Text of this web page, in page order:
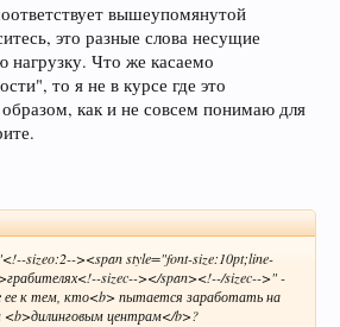
вышеупомянутой
это разные слова несущие
нагрузку. Что же касаемо
то я не в курсе где это
как и не совсем понимаю для
sizeo:2--><span style="font-size:10pt;line-
sizec--></span><!--/sizec-->" -
к тем, кто<b> пытается заработать на
<b>дилинговым центрам</b>?